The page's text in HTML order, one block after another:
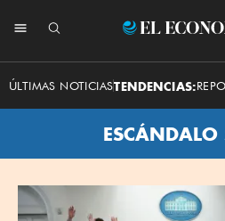
El
ÚLTIMAS NOTICIASTENDENCIAS:
ESCÁNDALO